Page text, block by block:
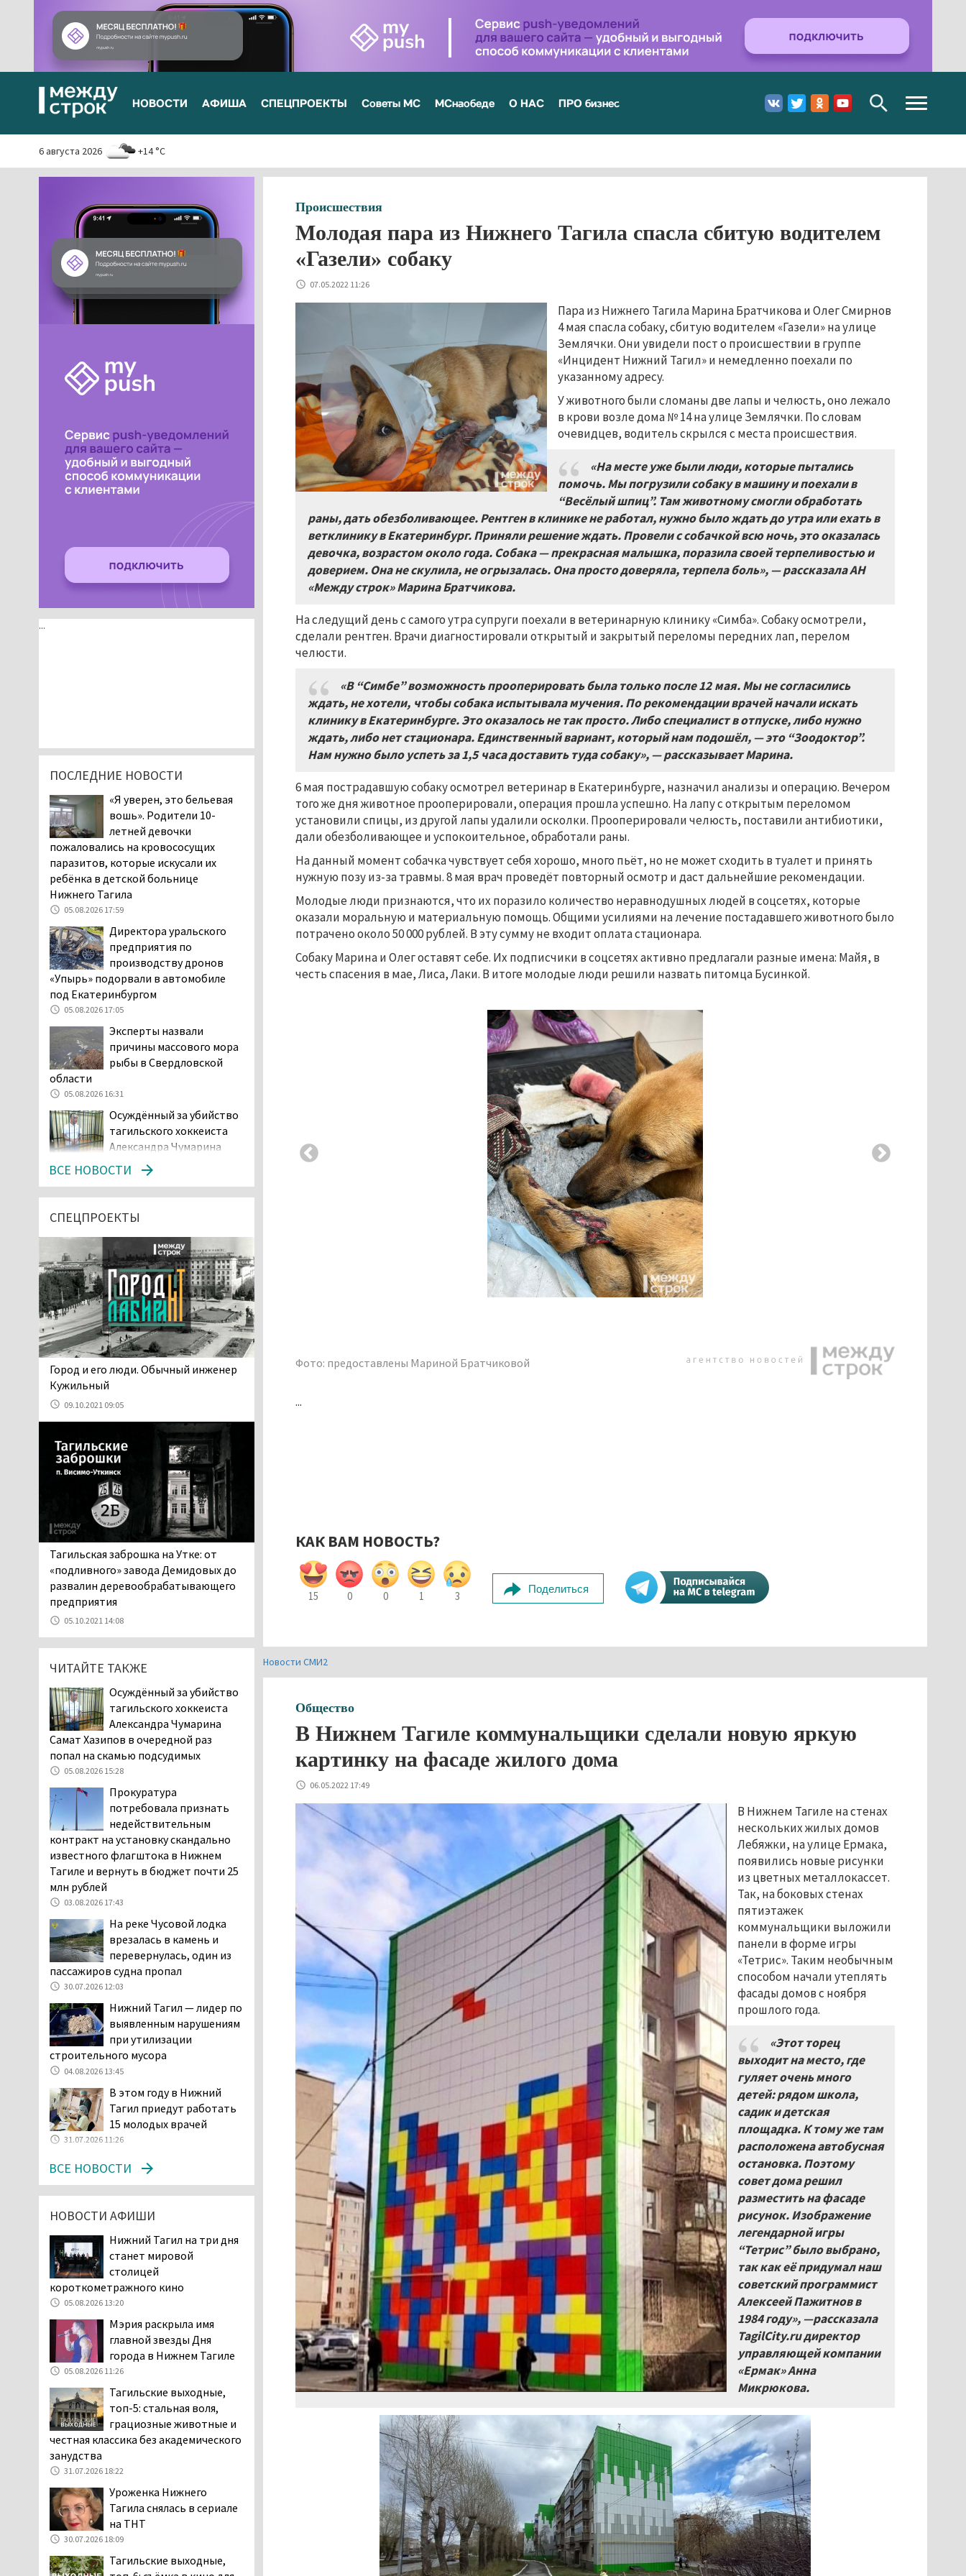
НОВОСТИ АФИША СПЕЦПРОЕКТЫ Советы МС МСнаобеде О НАС ПРО бизнес
Toggle
navigation
6 августа 2026 +14 °C
Происшествия
Молодая пара из Нижнего Тагила спасла сбитую водителем
«Газели» собаку
07.05.2022 11:26
Пара из Нижнего Тагила Марина Братчикова и Олег Смирнов
4 мая спасла собаку, сбитую водителем «Газели» на улице
Землячки. Они увидели пост о происшествии в группе
«Инцидент Нижний Тагил» и немедленно поехали по
указанному адресу.
У животного были сломаны две лапы и челюсть, оно лежало
в крови возле дома № 14 на улице Землячки. По словам
очевидцев, водитель скрылся с места происшествия.
«На месте уже были люди, которые пытались
помочь. Мы погрузили собаку в машину и поехали в
“Весёлый шпиц”. Там животному смогли обработать
раны, дать обезболивающее. Рентген в клинике не работал, нужно было ждать до утра или ехать в
ветклинику в Екатеринбург. Приняли решение ждать. Провели с собачкой всю ночь, это оказалась
девочка, возрастом около года. Собака — прекрасная малышка, поразила своей терпеливостью и
доверием. Она не скулила, не огрызалась. Она просто доверяла, терпела боль», — рассказала АН
«Между строк» Марина Братчикова.
На следущий день с самого утра супруги поехали в ветеринарную клинику «Симба». Собаку осмотрели,
сделали рентген. Врачи диагностировали открытый и закрытый переломы передних лап, перелом
челюсти.
«В “Симбе” возможность прооперировать была только после 12 мая. Мы не согласились
ждать, не хотели, чтобы собака испытывала мучения. По рекомендации врачей начали искать
клинику в Екатеринбурге. Это оказалось не так просто. Либо специалист в отпуске, либо нужно
ждать, либо нет стационара. Единственный вариант, который нам подошёл, — это “Зоодоктор”.
Нам нужно было успеть за 1,5 часа доставить туда собаку», — рассказывает Марина.
6 мая пострадавшую собаку осмотрел ветеринар в Екатеринбурге, назначил анализы и операцию. Вечером
того же дня животное прооперировали, операция прошла успешно. На лапу с открытым переломом
установили спицы, из другой лапы удалили осколки. Прооперировали челюсть, поставили антибиотики,
дали обезболивающее и успокоительное, обработали раны.
На данный момент собачка чувствует себя хорошо, много пьёт, но не может сходить в туалет и принять
нужную позу из-за травмы. 8 мая врач проведёт повторный осмотр и даст дальнейшие рекомендации.
Молодые люди признаются, что их поразило количество неравнодушных людей в соцсетях, которые
оказали моральную и материальную помощь. Общими усилиями на лечение постадавшего животного было
потрачено около 50 000 рублей. В эту сумму не входит оплата стационара.
Собаку Марина и Олег оставят себе. Их подписчики в соцсетях активно предлагали разные имена: Майя, в
честь спасения в мае, Лиса, Лаки. В итоге молодые люди решили назвать питомца Бусинкой.
Фото: предоставлены Мариной Братчиковой
...
КАК ВАМ НОВОСТЬ?
15 0 0 1 3
Поделиться
Новости СМИ2
Общество
В Нижнем Тагиле коммунальщики сделали новую яркую
картинку на фасаде жилого дома
06.05.2022 17:49
В Нижнем Тагиле на стенах
нескольких жилых домов
Лебяжки, на улице Ермака,
появились новые рисунки
из цветных металлокассет.
Так, на боковых стенах
пятиэтажек
коммунальщики выложили
панели в форме игры
«Тетрис». Таким необычным
способом начали утеплять
фасады домов с ноября
прошлого года.
«Этот торец
выходит на место, где
гуляет очень много
детей: рядом школа,
садик и детская
площадка. К тому же там
расположена автобусная
остановка. Поэтому
совет дома решил
разместить на фасаде
рисунок. Изображение
легендарной игры
“Тетрис” было выбрано,
так как её придумал наш
советский программист
Алексеей Пажитнов в
1984 году», —рассказала
TagilCity.ru директор
управляющей компании
«Ермак» Анна
Микрюкова.
...
ПОСЛЕДНИЕ НОВОСТИ
«Я уверен, это бельевая
вошь». Родители 10-
летней девочки
пожаловались на кровососущих
паразитов, которые искусали их
ребёнка в детской больнице
Нижнего Тагила
05.08.2026 17:59
Директора уральского
предприятия по
производству дронов
«Упырь» подорвали в автомобиле
под Екатеринбургом
05.08.2026 17:05
Эксперты назвали
причины массового мора
рыбы в Свердловской
области
05.08.2026 16:31
Осуждённый за убийство
тагильского хоккеиста
Александра Чумарина
Самат Хазипов в очередной раз
попал на скамью подсудимых
Уральского депутата
назвавшего незамужних
женщин неполноценными людьми, а
неженатых мужчин — инвалидами,
проверит прокуратура (ВИДЕО)
05.08.2026 14:40
На водоёмах
Свердловской области с
начала купального сезона
погиб 21 человек
станет мировой
столицей
короткометражного кино
05.08.2026 13:20
Мэрия раскрыла имя
главной звезды Дня
города в Нижнем Тагиле
В Нижнем Тагиле
разыскивают 45-летнего
Виталия Говорухина
Во втором квартале
текущего года
мошенники украли у
рублей
05.08.2026 10:58
Жителей центра Нижнего
Тагила напугала система
оповещения о
04.08.2026 17:57
«Выезжать на круговое
движение здесь очень
опасно: машин, которые
надо пропускать, почти не видно».
Тагильчане пожаловались на плохой
обзор из-за высокой травы у дороги
Первомайской
04.08.2026 16:53
Отлавливать собак в
Нижнем Тагиле будут
04.08.2026 15:26
На фоне острой нехватки
полицейских в Нижнем
Тагиле растёт
04.08.2026 14:58
Нижний Тагил — лидер по
выявленным нарушениям
строительного мусора
04.08.2026 13:45
полицейского. В Нижнем
Тагиле жильцы частного
сектора ведут между собой
затяжную, бессмысленную и
беспощадную «психологическую
войну»
В Нижнем Тагиле после
вмешательства
прокуратуры четыре
аварийными и подлежащими сносу
04.08.2026 12:19
В России хотят ввести
уведомление водителей
портал «Госуслуги»
04.08.2026 12:17
Тагильские коммунисты
кандидатов на выборах в
ВСЕ НОВОСТИ
СПЕЦПРОЕКТЫ
​​​​​​​Город и его люди. Обычный инженер
Кужильный
09.10.2021 09:05
Тагильская заброшка на Утке: от
«подливного» завода Демидовых до
развалин деревообрабатывающего
предприятия
05.10.2021 14:08
ЧИТАЙТЕ ТАКЖЕ
Осуждённый за убийство
тагильского хоккеиста
Александра Чумарина
Самат Хазипов в очередной раз
попал на скамью подсудимых
05.08.2026 15:28
Прокуратура
потребовала признать
недействительным
контракт на установку скандально
известного флагштока в Нижнем
Тагиле и вернуть в бюджет почти 25
млн рублей
03.08.2026 17:43
На реке Чусовой лодка
врезалась в камень и
перевернулась, один из
пассажиров судна пропал
30.07.2026 12:03
Нижний Тагил — лидер по
выявленным нарушениям
при утилизации
строительного мусора
04.08.2026 13:45
В этом году в Нижний
Тагил приедут работать
15 молодых врачей
31.07.2026 11:26
ВСЕ НОВОСТИ
НОВОСТИ АФИШИ
Нижний Тагил на три дня
станет мировой
столицей
короткометражного кино
05.08.2026 13:20
Мэрия раскрыла имя
главной звезды Дня
города в Нижнем Тагиле
05.08.2026 11:26
Тагильские выходные,
топ-5: стальная воля,
грациозные животные и
честная классика без академического
занудства
31.07.2026 18:22
Уроженка Нижнего
Тагила снялась в сериале
на ТНТ
30.07.2026 18:09
Тагильские выходные,